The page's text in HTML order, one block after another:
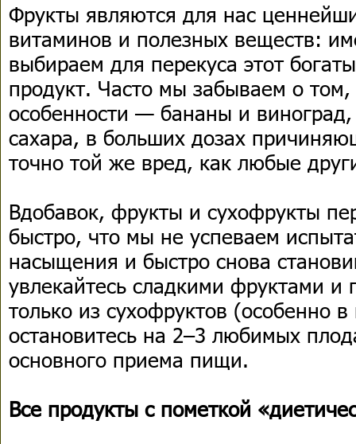
Фрукты являются для нас
витаминов и полезных веществ:
выбираем для перекуса этот
продукт. Часто мы забываем о
особенности — бананы и
сахара, в больших дозах
точно той же вред, как любые
Вдобавок, фрукты и сухофрукты
быстро, что мы не успеваем
насыщения и быстро снова
увлекайтесь сладкими фруктами и
только из сухофруктов (особенно
остановитесь на 2–3 любимых
основного приема пищи.
Все продукты с пометкой